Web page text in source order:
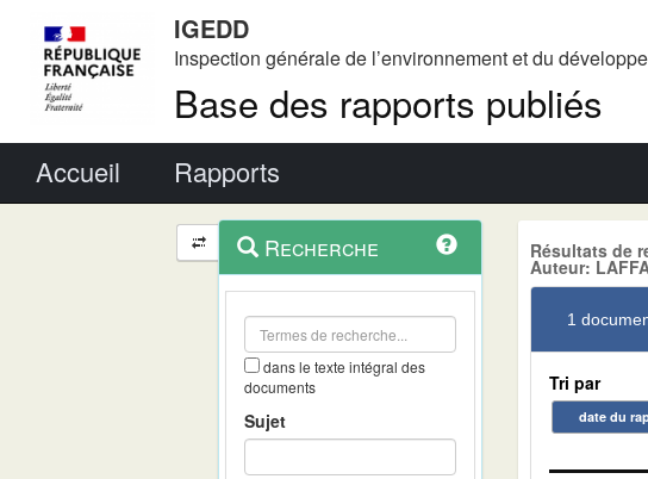
IGEDD
Inspection générale de l’environnement et du
Base des rapports publiés
Accueil Rapports
Navigation
et
outils
contextuel
Recherche
dans le texte intégral des
documents
Sujet
Résultats de
Auteur:
1
Tri par
date du